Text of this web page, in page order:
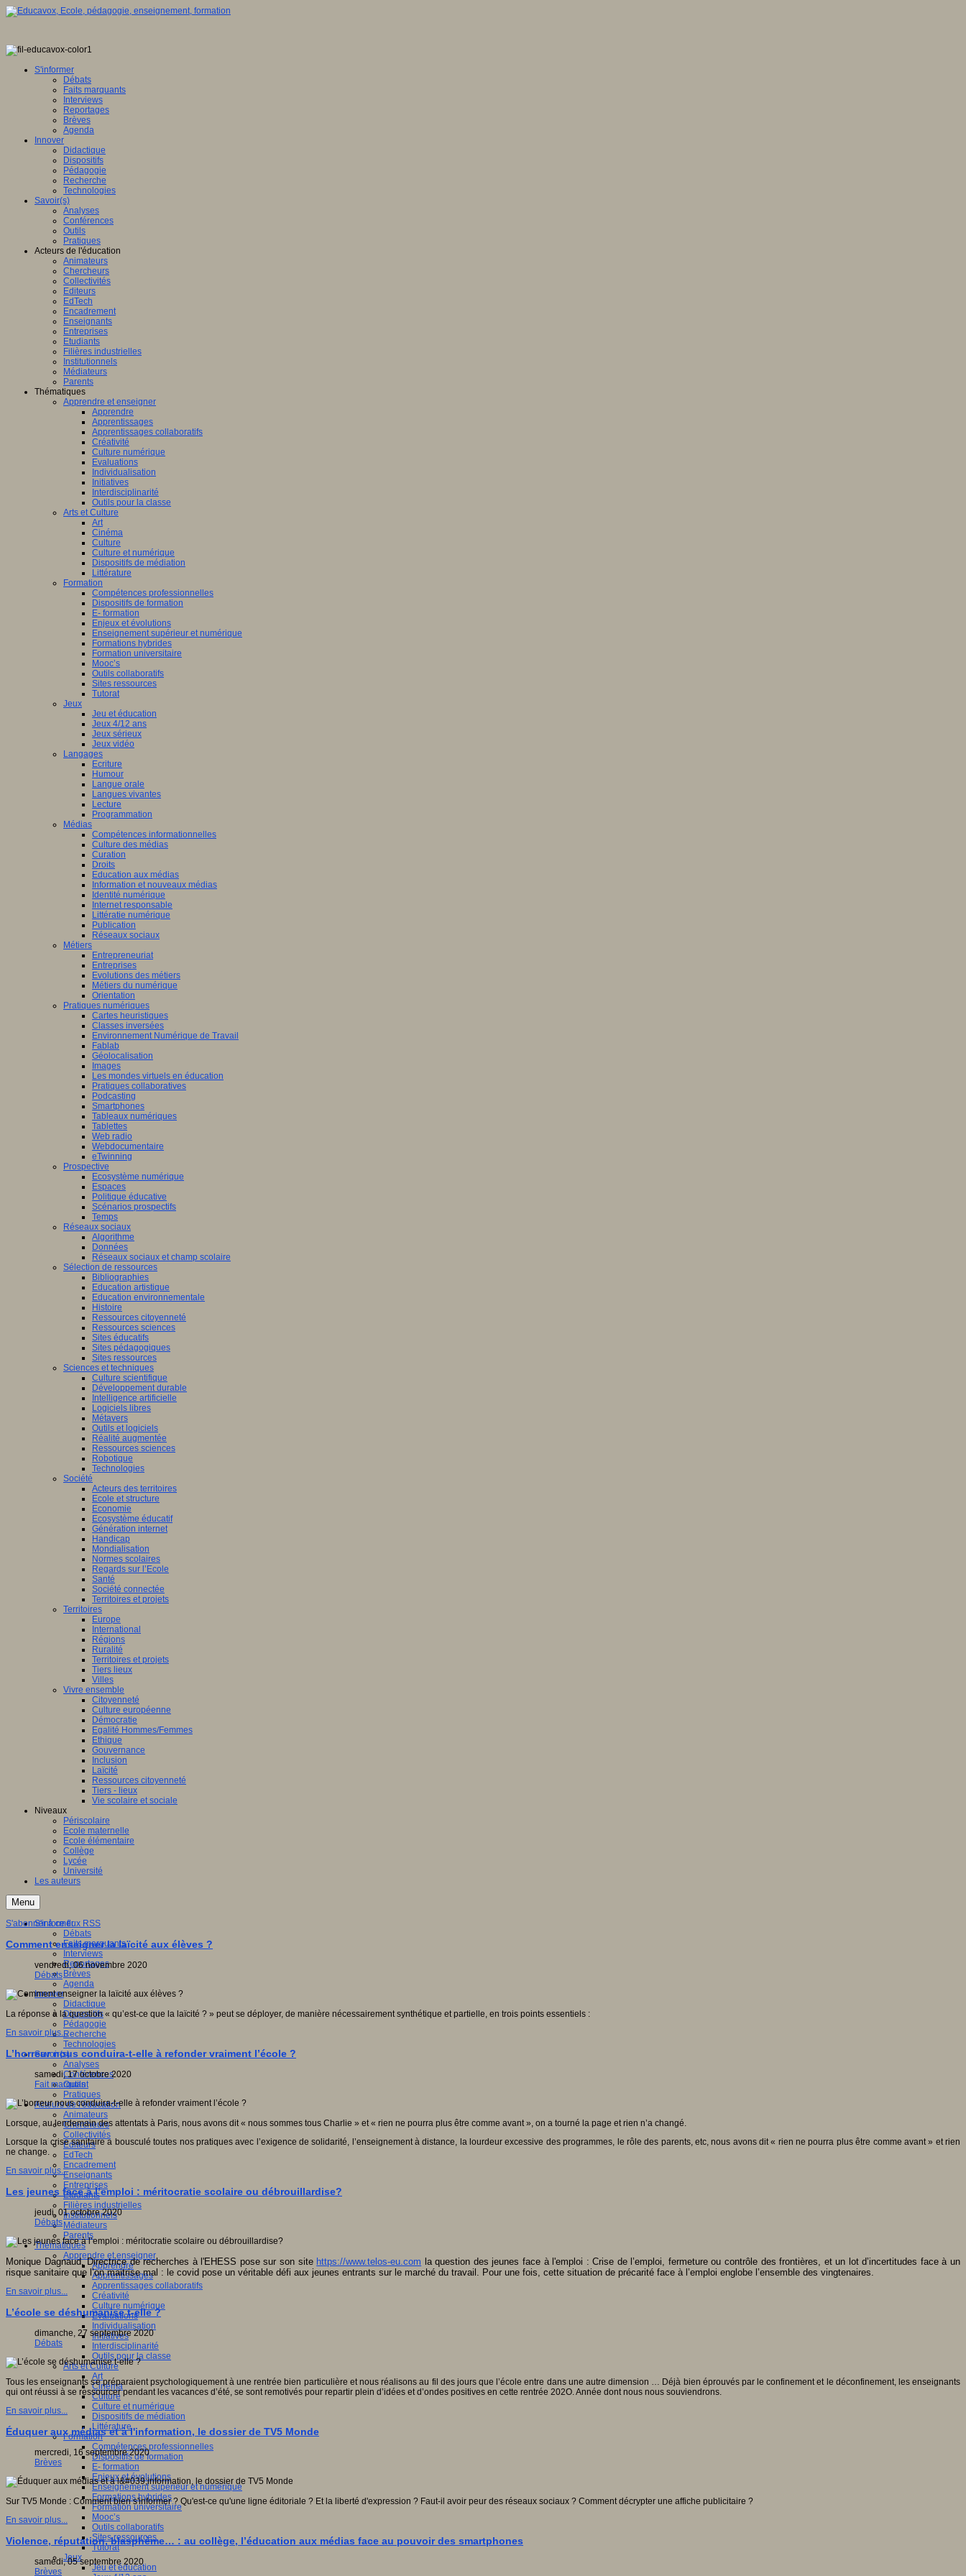
S'informer
Débats
Faits marquants
Interviews
Reportages
Brèves
Agenda
Innover
Didactique
Dispositifs
Pédagogie
Recherche
Technologies
Savoir(s)
Analyses
Conférences
Outils
Pratiques
Acteurs de l'éducation
Animateurs
Chercheurs
Collectivités
Editeurs
EdTech
Encadrement
Enseignants
Entreprises
Etudiants
Filières industrielles
Institutionnels
Médiateurs
Parents
Thématiques
Apprendre et enseigner
Apprendre
Apprentissages
Apprentissages collaboratifs
Créativité
Culture numérique
Evaluations
Individualisation
Initiatives
Interdisciplinarité
Outils pour la classe
Arts et Culture
Art
Cinéma
Culture
Culture et numérique
Dispositifs de médiation
Littérature
Formation
Compétences professionnelles
Dispositifs de formation
E- formation
Enjeux et évolutions
Enseignement supérieur et numérique
Formations hybrides
Formation universitaire
Mooc’s
Outils collaboratifs
Sites ressources
Tutorat
Jeux
Jeu et éducation
Jeux 4/12 ans
Jeux sérieux
Jeux vidéo
Langages
Ecriture
Humour
Langue orale
Langues vivantes
Lecture
Programmation
Médias
Compétences informationnelles
Culture des médias
Curation
Droits
Education aux médias
Information et nouveaux médias
Identité numérique
Internet responsable
Littératie numérique
Publication
Réseaux sociaux
Métiers
Entrepreneuriat
Entreprises
Evolutions des métiers
Métiers du numérique
Orientation
Pratiques numériques
Cartes heuristiques
Classes inversées
Environnement Numérique de Travail
Fablab
Géolocalisation
Images
Les mondes virtuels en éducation
Pratiques collaboratives
Podcasting
Smartphones
Tableaux numériques
Tablettes
Web radio
Webdocumentaire
eTwinning
Prospective
Ecosystème numérique
Espaces
Politique éducative
Scénarios prospectifs
Temps
Réseaux sociaux
Algorithme
Données
Réseaux sociaux et champ scolaire
Sélection de ressources
Bibliographies
Education artistique
Education environnementale
Histoire
Ressources citoyenneté
Ressources sciences
Sites éducatifs
Sites pédagogiques
Sites ressources
Sciences et techniques
Culture scientifique
Développement durable
Intelligence artificielle
Logiciels libres
Métavers
Outils et logiciels
Réalité augmentée
Ressources sciences
Robotique
Technologies
Société
Acteurs des territoires
Ecole et structure
Economie
Ecosystème éducatif
Génération internet
Handicap
Mondialisation
Normes scolaires
Regards sur l’Ecole
Santé
Société connectée
Territoires et projets
Territoires
Europe
International
Régions
Ruralité
Territoires et projets
Tiers lieux
Villes
Vivre ensemble
Citoyenneté
Culture européenne
Démocratie
Egalité Hommes/Femmes
Ethique
Gouvernance
Inclusion
Laïcité
Ressources citoyenneté
Tiers - lieux
Vie scolaire et sociale
Niveaux
Périscolaire
Ecole maternelle
Ecole élémentaire
Collège
Lycée
Université
Les auteurs
Menu
S'informer
Débats
Faits marquants
Interviews
Reportages
Brèves
Agenda
Innover
Didactique
Dispositifs
Pédagogie
Recherche
Technologies
Savoir(s)
Analyses
Conférences
Outils
Pratiques
Acteurs de l'éducation
Animateurs
Chercheurs
Collectivités
Editeurs
EdTech
Encadrement
Enseignants
Entreprises
Etudiants
Filières industrielles
Institutionnels
Médiateurs
Parents
Thématiques
Apprendre et enseigner
Apprendre
Apprentissages
Apprentissages collaboratifs
Créativité
Culture numérique
Evaluations
Individualisation
Initiatives
Interdisciplinarité
Outils pour la classe
Arts et Culture
Art
Cinéma
Culture
Culture et numérique
Dispositifs de médiation
Littérature
Formation
Compétences professionnelles
Dispositifs de formation
E- formation
Enjeux et évolutions
Enseignement supérieur et numérique
Formations hybrides
Formation universitaire
Mooc’s
Outils collaboratifs
Sites ressources
Tutorat
Jeux
Jeu et éducation
S'abonner à ce flux RSS
Comment enseigner la laïcité aux élèves ?
vendredi, 06 novembre 2020
Débats
La réponse à la question « qu’est-ce que la laïcité ? » peut se déployer, de manière nécessairement synthétique et partielle, en trois points essentiels :
En savoir plus...
L’horreur nous conduira-t-elle à refonder vraiment l’école ?
samedi, 17 octobre 2020
Fait marquant
Lorsque, au lendemain des attentats à Paris, nous avons dit « nous sommes tous Charlie » et « rien ne pourra plus être comme avant », on a tourné la page et rien n’a changé.
Lorsque la crise sanitaire a bousculé toutes nos pratiques avec l’exigence de solidarité, l’enseignement à distance, la lourdeur excessive des programmes, le rôle des parents, etc, nous avons dit « rien ne pourra plus être comme avant » et rien
ne change.
En savoir plus...
Les jeunes face à l’emploi : méritocratie scolaire ou débrouillardise?
jeudi, 01 octobre 2020
Débats
Monique Dagnaud, Directrice de recherches à l'EHESS pose sur son site https://www.telos-eu.com la question des jeunes face à l'emploi : Crise de l’emploi, fermeture ou contrôle des frontières, et un lot d’incertitudes face à un
risque sanitaire que l’on maitrise mal : le covid pose un véritable défi aux jeunes entrants sur le marché du travail. Pour une fois, cette situation de précarité face à l’emploi englobe l’ensemble des vingtenaires.
En savoir plus...
L’école se déshumanise t-elle ?
dimanche, 27 septembre 2020
Débats
Tous les enseignants se préparaient psychologiquement à une rentrée bien particulière et nous réalisons au fil des jours que l’école entre dans une autre dimension … Déjà bien éprouvés par le confinement et le déconfinement, les enseignants
qui ont réussi à se ressourcer pendant les vacances d’été, se sont remotivés pour repartir plein d’idées et d’ondes positives en cette rentrée 202O. Année dont nous nous souviendrons.
En savoir plus...
Éduquer aux médias et à l'information, le dossier de TV5 Monde
mercredi, 16 septembre 2020
Brèves
Sur TV5 Monde : Comment bien s'informer ? Qu'est-ce qu'une ligne éditoriale ? Et la liberté d'expression ? Faut-il avoir peur des réseaux sociaux ? Comment décrypter une affiche publicitaire ?
En savoir plus...
Violence, réputation, blasphème… : au collège, l’éducation aux médias face au pouvoir des smartphones
samedi, 05 septembre 2020
Brèves